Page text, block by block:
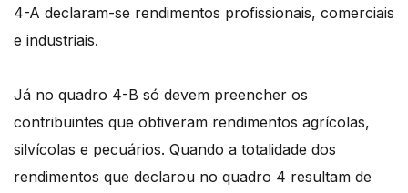
4-A declaram-se rendimentos profissionais, comerciais
e industriais.
Já no quadro 4-B só devem preencher os
contribuintes que obtiveram rendimentos agrícolas,
silvícolas e pecuários. Quando a totalidade dos
rendimentos que declarou no quadro 4 resultam de